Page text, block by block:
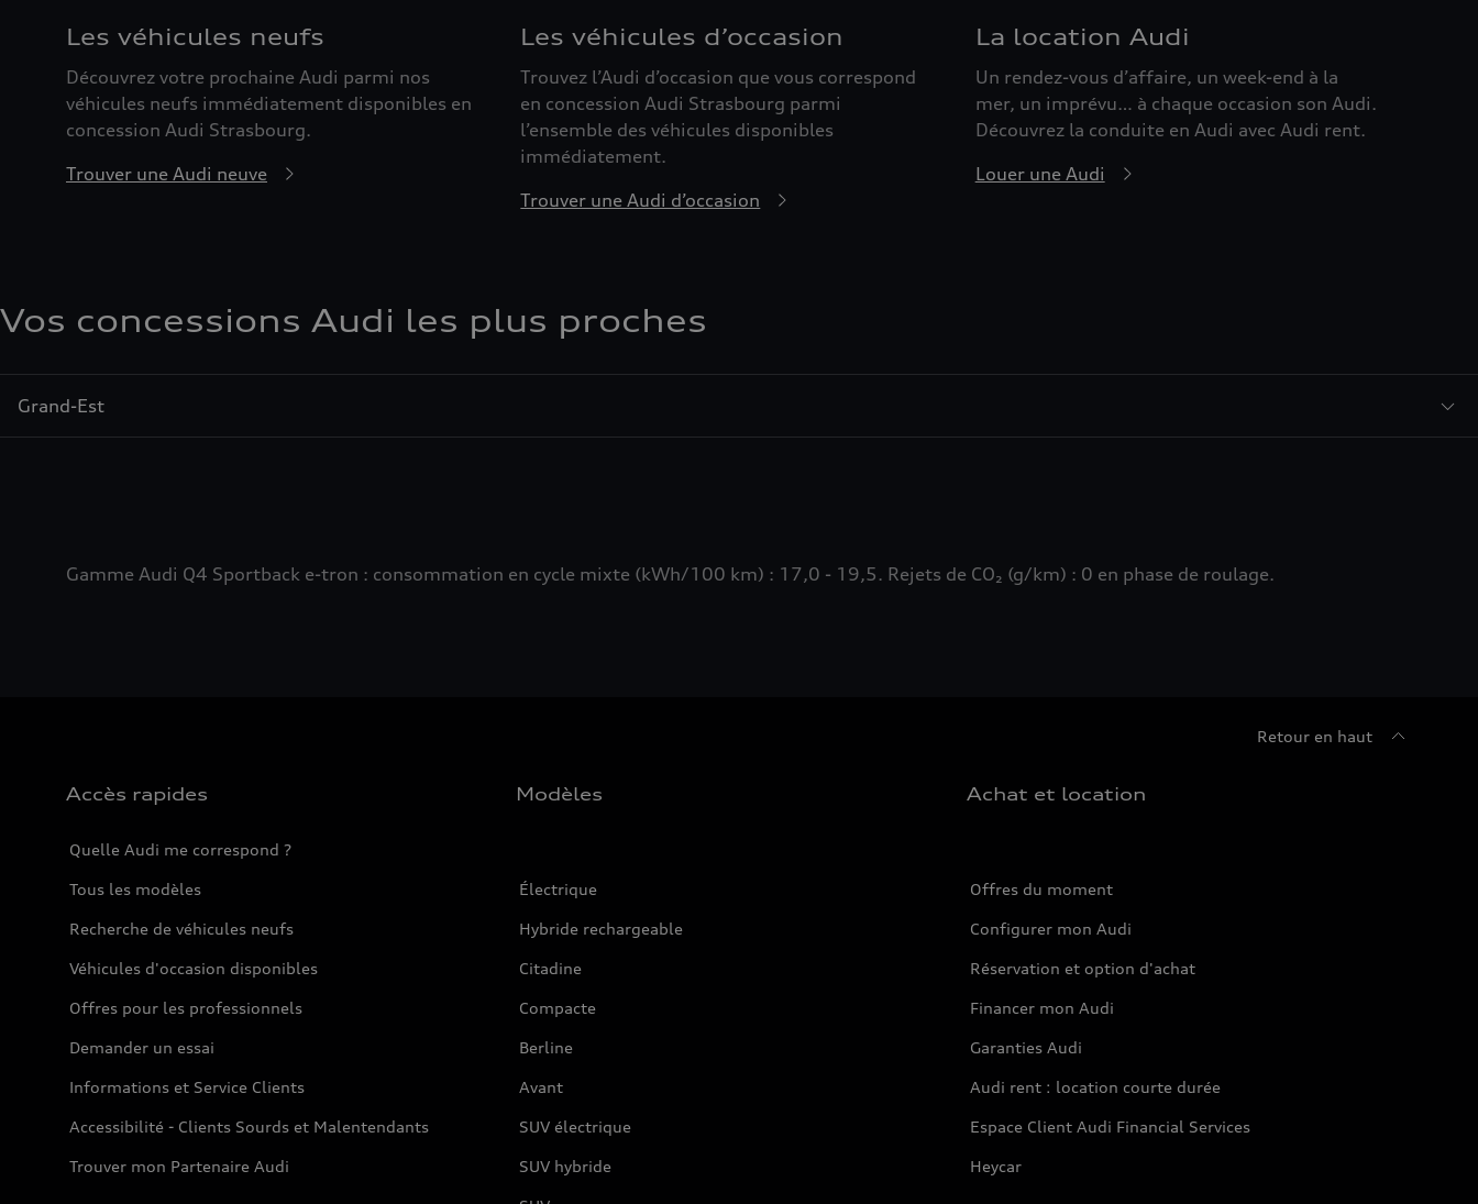
Les véhicules neufs
Découvrez votre prochaine Audi parmi nos
véhicules neufs immédiatement disponibles en
concession Audi Strasbourg.
Trouver une Audi neuve
Les véhicules d’occasion
Trouvez l’Audi d’occasion que vous correspond
en concession Audi Strasbourg parmi
l’ensemble des véhicules disponibles
immédiatement.
Trouver une Audi d’occasion
La location Audi
Un rendez-vous d’affaire, un week-end à la
mer, un imprévu… à chaque occasion son Audi.
Découvrez la conduite en Audi avec Audi rent.
Louer une Audi
Vos concessions Audi les plus proches
Grand-Est
Gamme Audi Q4 Sportback e-tron : consommation en cycle mixte (kWh/100 km) : 17,0 - 19,5. Rejets de CO₂ (g/km) : 0 en phase de roulage.
Retour en haut
Accès rapides
Quelle Audi me correspond ?
Tous les modèles
Recherche de véhicules neufs
Véhicules d'occasion disponibles
Offres pour les professionnels
Demander un essai
Informations et Service Clients
Accessibilité - Clients Sourds et Malentendants
Trouver mon Partenaire Audi
Modèles
Électrique
Hybride rechargeable
Citadine
Compacte
Berline
Avant
SUV électrique
SUV hybride
Achat et location
Offres du moment
Configurer mon Audi
Réservation et option d'achat
Financer mon Audi
Garanties Audi
Audi rent : location courte durée
Espace Client Audi Financial Services
Heycar